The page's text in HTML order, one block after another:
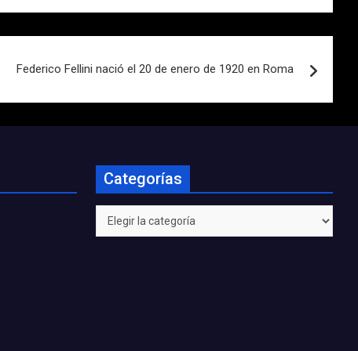
Federico Fellini nació el 20 de enero de 1920 en Roma
Categorías
Categorías